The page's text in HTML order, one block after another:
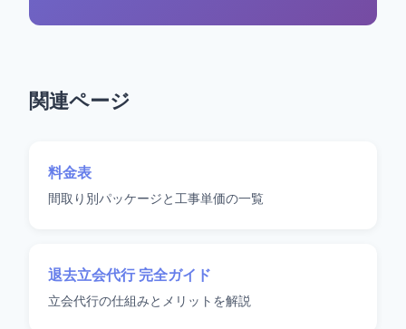
関連ページ
料金表
間取り別パッケージと工事単価の一覧
退去立会代行 完全ガイド
立会代行の仕組みとメリットを解説